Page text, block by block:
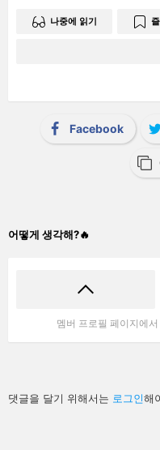
나중에 읽기
Facebook
어떻게 생각해?🔥
멤버 프로필 페이지에
답
글
댓글을 달기 위해서는 로그인해